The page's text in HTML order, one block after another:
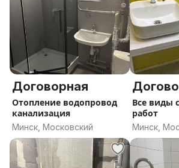
Договорная
Отопление водопровод
канализация
Минск, Московский
Все виды
работ
Минск,